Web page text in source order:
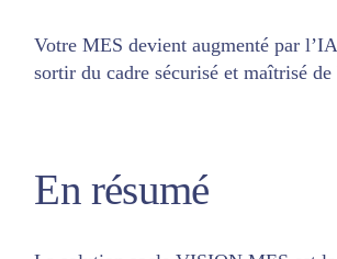
Votre MES devient augmenté par
sortir du cadre sécurisé et maîtrisé
En résumé